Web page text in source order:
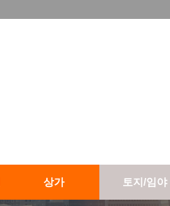
상가 토지/임야